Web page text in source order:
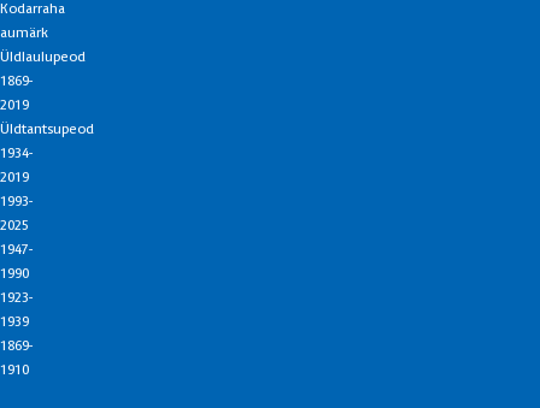
Kodarraha
aumärk
Üldlaulupeod
1869-
2019
Üldtantsupeod
1934-
2019
1993-
2025
1947-
1990
1923-
1939
1869-
1910